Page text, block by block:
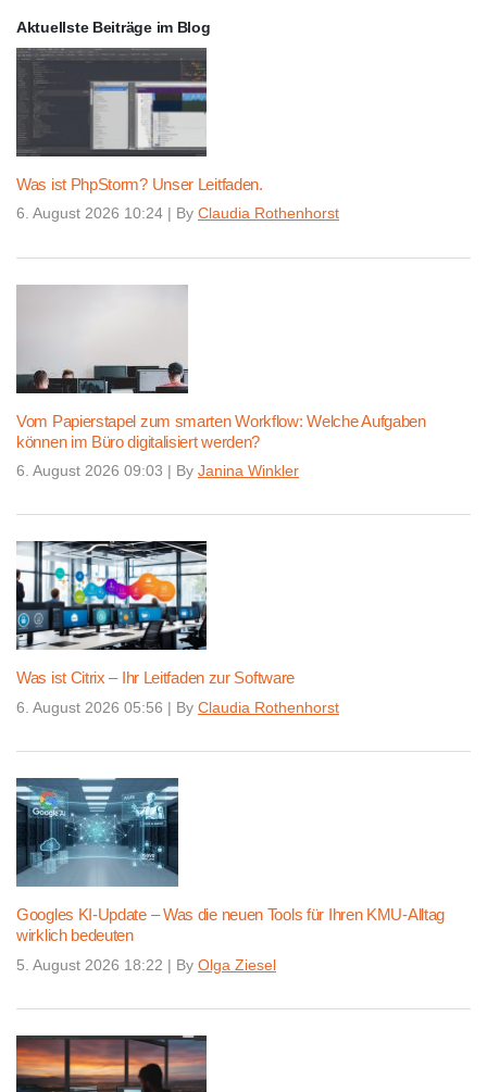
Aktuellste Beiträge im Blog
Was ist PhpStorm? Unser Leitfaden.
6. August 2026 10:24 | By Claudia Rothenhorst
Vom Papierstapel zum smarten Workflow: Welche Aufgaben
können im Büro digitalisiert werden?
6. August 2026 09:03 | By Janina Winkler
Was ist Citrix – Ihr Leitfaden zur Software
6. August 2026 05:56 | By Claudia Rothenhorst
Googles KI-Update – Was die neuen Tools für Ihren KMU-Alltag
wirklich bedeuten
5. August 2026 18:22 | By Olga Ziesel